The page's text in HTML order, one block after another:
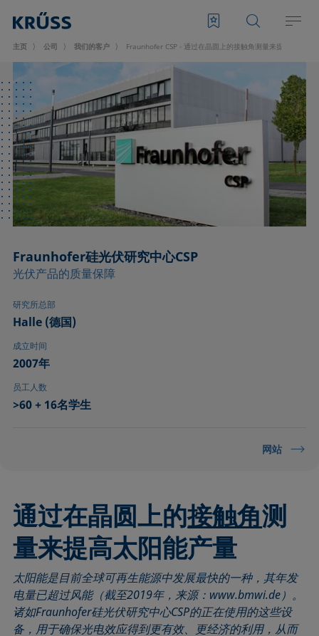
主页 公司 我们的客户 Fraunhofer CSP - 通过在晶圆上的接触角测量来提高太阳能
Fraunhofer硅光伏研究中心CSP
光伏产品的质量保障
研究所总部
Halle (德国)
成立时间
2007年
员工人数
>60 + 16名学生
网站
通过在晶圆上的接触角测
量来提高太阳能产量
太阳能是目前全球可再生能源中发展最快的一种，其年发
电量已超过风能（截至2019年，来源：www.bmwi.de）。
诸如Fraunhofer硅光伏研究中心CSP的正在使用的这些设
备，用于确保光电效应得到更有效、更经济的利用，从而